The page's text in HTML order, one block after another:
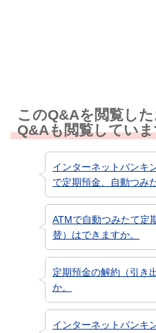
このQ&Aを閲覧し
Q&Aも閲覧してい
インターネットバンキ
で定期預金、自動つみ
ATMで自動つみたて定
替）はできますか。
定期預金の解約（引き
か。
インターネットバンキ